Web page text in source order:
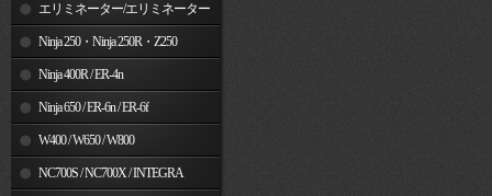
エリミネーター/エリミネーター
SE Ninja 250・Ninja 250R・Z250
Ninja 400R / ER-4n
Ninja 650 / ER-6n / ER-6f
W400 / W650 / W800
NC700S / NC700X / INTEGRA